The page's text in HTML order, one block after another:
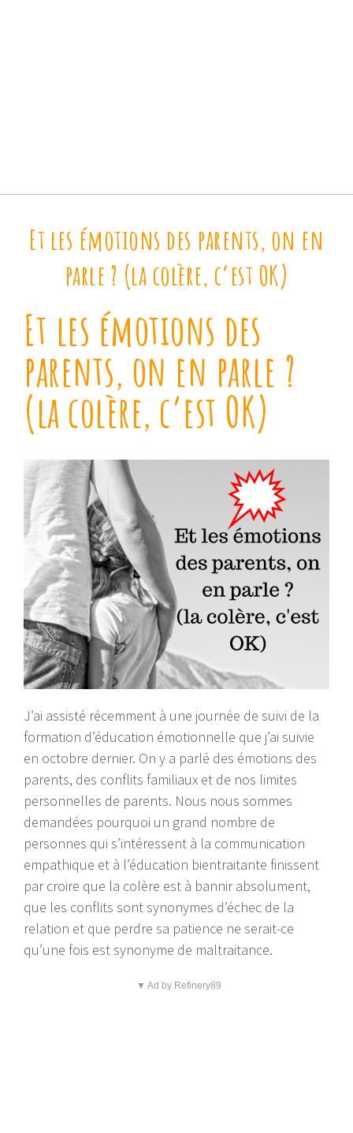
Et les émotions des parents, on en
parle ? (la colère, c’est OK)
Et les émotions des
parents, on en parle ?
(la colère, c’est OK)
J’ai assisté récemment à une journée de suivi de la
formation d’éducation émotionnelle que j’ai suivie
en octobre dernier. On y a parlé des émotions des
parents, des conflits familiaux et de nos limites
personnelles de parents. Nous nous sommes
demandées pourquoi un grand nombre de
personnes qui s’intéressent à la communication
empathique et à l’éducation bientraitante finissent
par croire que la colère est à bannir absolument,
que les conflits sont synonymes d’échec de la
relation et que perdre sa patience ne serait-ce
qu’une fois est synonyme de maltraitance.
▼ Ad by Refinery89